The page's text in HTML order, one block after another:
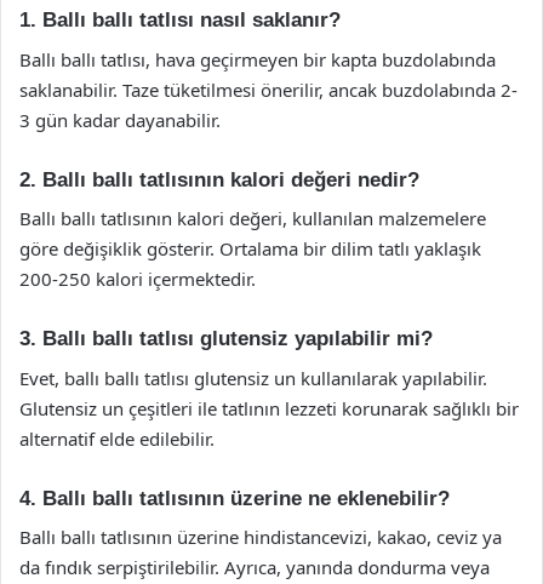
1. Ballı ballı tatlısı nasıl saklanır?
Ballı ballı tatlısı, hava geçirmeyen bir kapta buzdolabında
saklanabilir. Taze tüketilmesi önerilir, ancak buzdolabında 2-
3 gün kadar dayanabilir.
2. Ballı ballı tatlısının kalori değeri nedir?
Ballı ballı tatlısının kalori değeri, kullanılan malzemelere
göre değişiklik gösterir. Ortalama bir dilim tatlı yaklaşık
200-250 kalori içermektedir.
3. Ballı ballı tatlısı glutensiz yapılabilir mi?
Evet, ballı ballı tatlısı glutensiz un kullanılarak yapılabilir.
Glutensiz un çeşitleri ile tatlının lezzeti korunarak sağlıklı bir
alternatif elde edilebilir.
4. Ballı ballı tatlısının üzerine ne eklenebilir?
Ballı ballı tatlısının üzerine hindistancevizi, kakao, ceviz ya
da fındık serpiştirilebilir. Ayrıca, yanında dondurma veya